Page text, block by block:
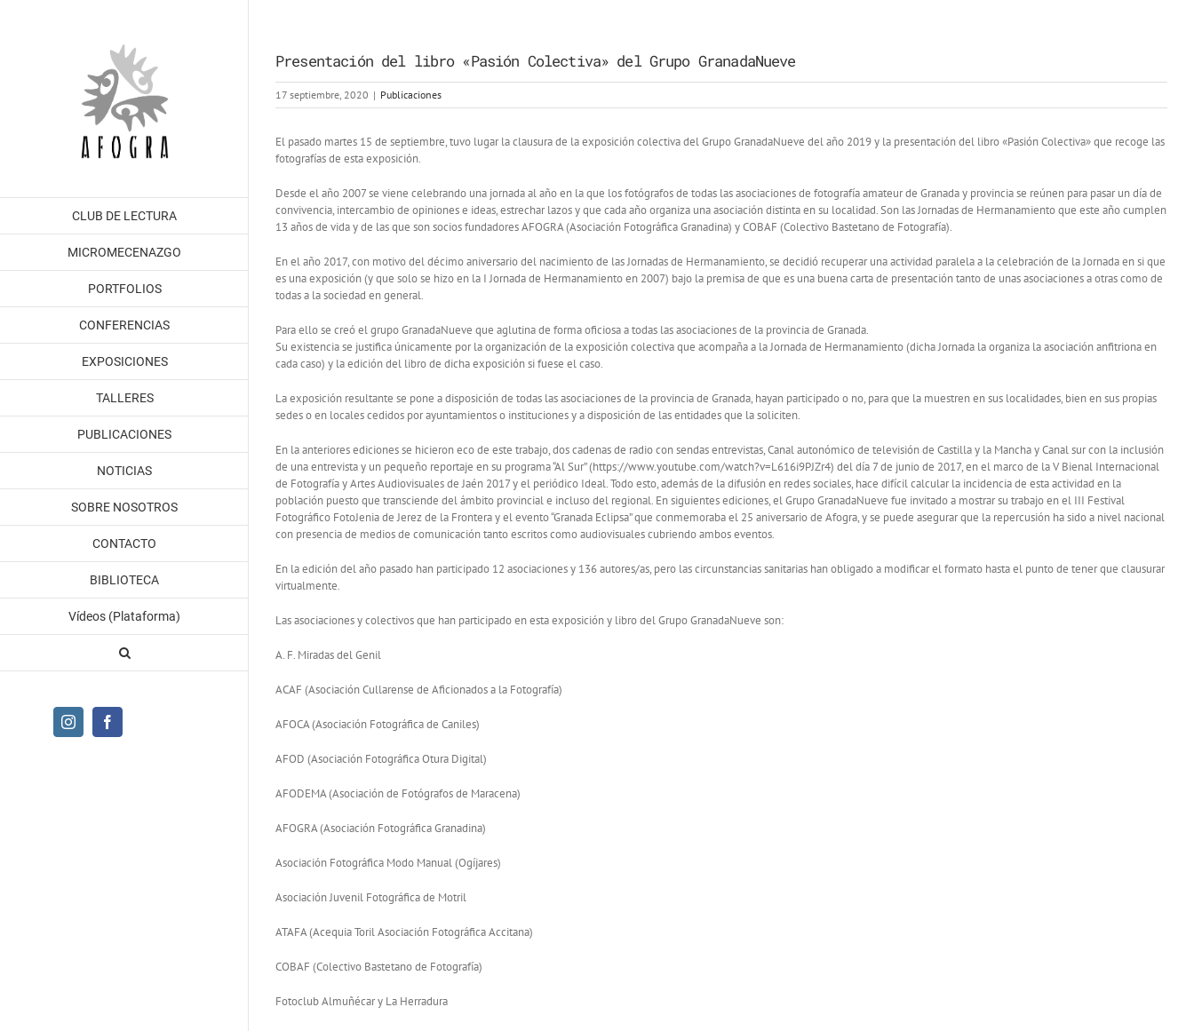
CLUB DE LECTURA
MICROMECENAZGO
PORTFOLIOS
CONFERENCIAS
EXPOSICIONES
TALLERES
PUBLICACIONES
NOTICIAS
SOBRE NOSOTROS
CONTACTO
BIBLIOTECA
Vídeos (Plataforma)
Instagram
Presentación del libro «Pasión Colectiva» del Grupo GranadaNueve
17 septiembre, 2020 | Publicaciones
El pasado martes 15 de septiembre, tuvo lugar la clausura de la exposición colectiva del Grupo GranadaNueve del año 2019 y la presentación del libro «Pasión Colectiva» que recoge las
fotografías de esta exposición.
Desde el año 2007 se viene celebrando una jornada al año en la que los fotógrafos de todas las asociaciones de fotografía amateur de Granada y provincia se reúnen para pasar un día de
convivencia, intercambio de opiniones e ideas, estrechar lazos y que cada año organiza una asociación distinta en su localidad. Son las Jornadas de Hermanamiento que este año cumplen
13 años de vida y de las que son socios fundadores AFOGRA (Asociación Fotográfica Granadina) y COBAF (Colectivo Bastetano de Fotografía).
En el año 2017, con motivo del décimo aniversario del nacimiento de las Jornadas de Hermanamiento, se decidió recuperar una actividad paralela a la celebración de la Jornada en si que
es una exposición (y que solo se hizo en la I Jornada de Hermanamiento en 2007) bajo la premisa de que es una buena carta de presentación tanto de unas asociaciones a otras como de
todas a la sociedad en general.
Para ello se creó el grupo GranadaNueve que aglutina de forma oficiosa a todas las asociaciones de la provincia de Granada.
Su existencia se justifica únicamente por la organización de la exposición colectiva que acompaña a la Jornada de Hermanamiento (dicha Jornada la organiza la asociación anfitriona en
cada caso) y la edición del libro de dicha exposición si fuese el caso.
La exposición resultante se pone a disposición de todas las asociaciones de la provincia de Granada, hayan participado o no, para que la muestren en sus localidades, bien en sus propias
sedes o en locales cedidos por ayuntamientos o instituciones y a disposición de las entidades que la soliciten.
En la anteriores ediciones se hicieron eco de este trabajo, dos cadenas de radio con sendas entrevistas, Canal autonómico de televisión de Castilla y la Mancha y Canal sur con la inclusión
de una entrevista y un pequeño reportaje en su programa “Al Sur” (https://www.youtube.com/watch?v=L616i9PJZr4) del día 7 de junio de 2017, en el marco de la V Bienal Internacional
de Fotografía y Artes Audiovisuales de Jaén 2017 y el periódico Ideal. Todo esto, además de la difusión en redes sociales, hace difícil calcular la incidencia de esta actividad en la
población puesto que transciende del ámbito provincial e incluso del regional. En siguientes ediciones, el Grupo GranadaNueve fue invitado a mostrar su trabajo en el III Festival
Fotográfico FotoJenia de Jerez de la Frontera y el evento “Granada Eclipsa” que conmemoraba el 25 aniversario de Afogra, y se puede asegurar que la repercusión ha sido a nivel nacional
con presencia de medios de comunicación tanto escritos como audiovisuales cubriendo ambos eventos.
En la edición del año pasado han participado 12 asociaciones y 136 autores/as, pero las circunstancias sanitarias han obligado a modificar el formato hasta el punto de tener que clausurar
virtualmente.
Las asociaciones y colectivos que han participado en esta exposición y libro del Grupo GranadaNueve son:
A. F. Miradas del Genil
ACAF (Asociación Cullarense de Aficionados a la Fotografía)
AFOCA (Asociación Fotográfica de Caniles)
AFOD (Asociación Fotográfica Otura Digital)
AFODEMA (Asociación de Fotógrafos de Maracena)
AFOGRA (Asociación Fotográfica Granadina)
Asociación Fotográfica Modo Manual (Ogíjares)
Asociación Juvenil Fotográfica de Motril
ATAFA (Acequia Toril Asociación Fotográfica Accitana)
COBAF (Colectivo Bastetano de Fotografía)
Fotoclub Almuñécar y La Herradura